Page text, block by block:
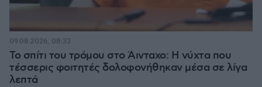
Το σπίτι του τρόμου στο Άινταχο: Η νύχτα που
τέσσερις φοιτητές δολοφονήθηκαν μέσα σε λίγα
λεπτά
09.08.2026, 08:33